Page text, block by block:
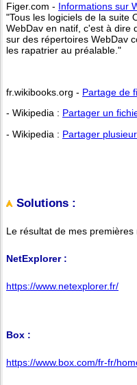
Figer.com - Informations sur
"Tous les logiciels de la suite
WebDav en natif, c'est à dire
sur des répertoires WebDav
les rapatrier au préalable."
fr.wikibooks.org - Partage de
- Wikipedia : Partager un
- Wikipedia : Partager
Solutions :
Le résultat de mes premières
NetExplorer :
https://www.netexplorer.fr/
Box :
https://www.box.com/fr-fr/